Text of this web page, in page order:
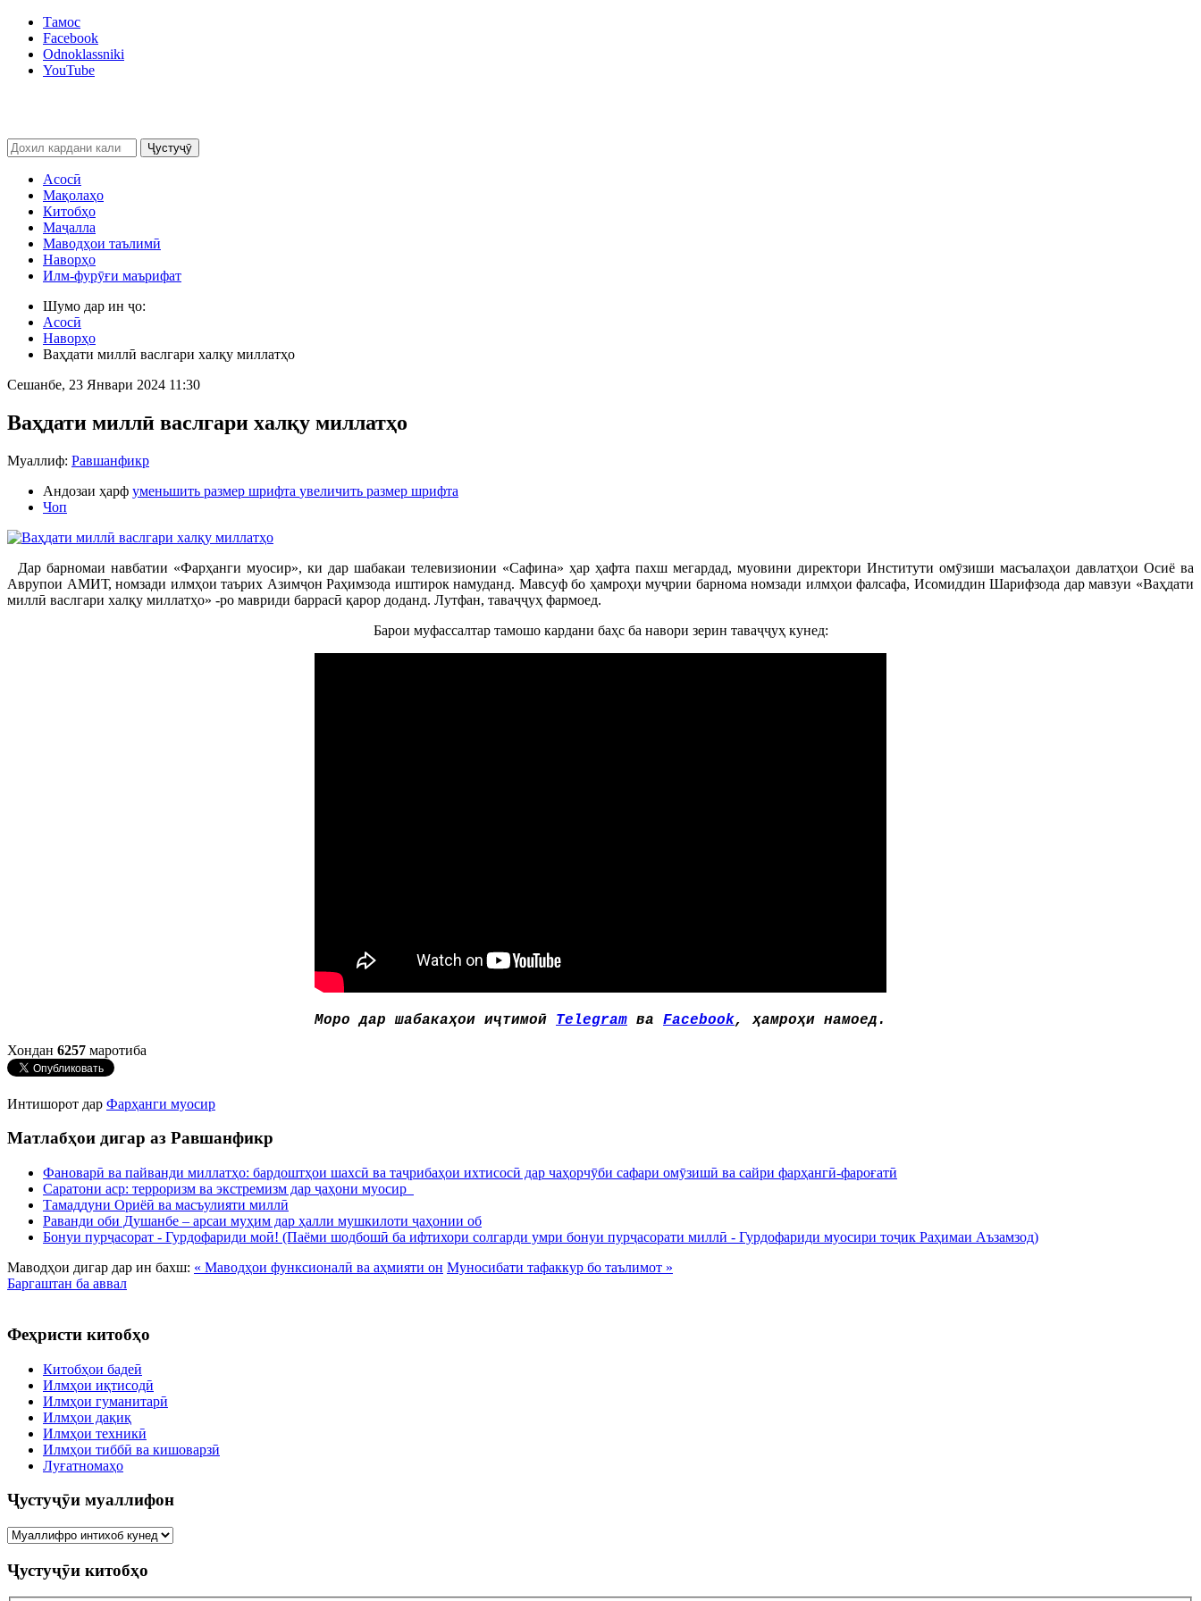
Тамос
Facebook
Odnoklassniki
YouTube
Ҷустуҷӯ
Асосӣ
Мақолаҳо
Китобҳо
Маҷалла
Маводҳои таълимӣ
Наворҳо
Илм-фурӯғи маърифат
Шумо дар ин ҷо:
Асосӣ
Наворҳо
Ваҳдати миллӣ васлгари халқу миллатҳо
Сешанбе, 23 Январи 2024 11:30
Ваҳдати миллӣ васлгари халқу миллатҳо
Муаллиф: Равшанфикр
Андозаи ҳарф уменьшить размер шрифта увеличить размер шрифта
Чоп
Дар барномаи навбатии «Фарҳанги муосир», ки дар шабакаи телевизионии «Сафина» ҳар ҳафта пахш мегардад, муовини директори Институти омӯзиши масъалаҳои давлатҳои Осиё ва
Аврупои АМИТ, номзади илмҳои таърих Азимҷон Раҳимзода иштирок намуданд. Мавсуф бо ҳамроҳи муҷрии барнома номзади илмҳои фалсафа, Исомиддин Шарифзода дар мавзуи «Ваҳдати
миллӣ васлгари халқу миллатҳо» -ро мавриди баррасӣ қарор доданд. Лутфан, таваҷҷуҳ фармоед.
Барои муфассалтар тамошо кардани баҳс ба навори зерин таваҷҷуҳ кунед:
Моро дар шабакаҳои иҷтимоӣ Telegram ва Facebook, ҳамроҳи намоед.
Хондан 6257 маротиба
Интишорот дар Фарҳанги муосир
Матлабҳои дигар аз Равшанфикр
Фановарӣ ва пайванди миллатҳо: бардоштҳои шахсӣ ва таҷрибаҳои ихтисосӣ дар чаҳорчӯби сафари омӯзишӣ ва сайри фарҳангӣ-фароғатӣ
Саратони аср: терроризм ва экстремизм дар ҷаҳони муосир
Тамаддуни Ориёӣ ва масъулияти миллӣ
Раванди оби Душанбе – арсаи муҳим дар ҳалли мушкилоти ҷаҳонии об
Бонуи пурҷасорат - Гурдофариди моӣ! (Паёми шодбошӣ ба ифтихори солгарди умри бонуи пурҷасорати миллӣ - Гурдофариди муосири тоҷик Раҳимаи Аъзамзод)
Маводҳои дигар дар ин бахш: « Маводҳои функсионалӣ ва аҳмияти он Муносибати тафаккур бо таълимот »
Баргаштан ба аввал
Феҳристи китобҳо
Китобҳои бадеӣ
Илмҳои иқтисодӣ
Илмҳои гуманитарӣ
Илмҳои дақиқ
Илмҳои техникӣ
Илмҳои тиббӣ ва кишоварзӣ
Луғатномаҳо
Ҷустуҷӯи муаллифон
Ҷустуҷӯи китобҳо